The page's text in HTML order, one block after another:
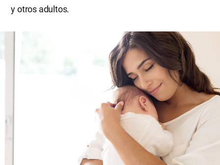
y otros adultos.